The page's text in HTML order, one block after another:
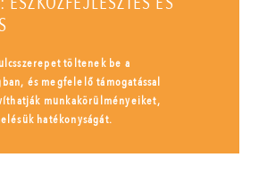
töltenek be a
és megfelelő támogatással
munkakörülményeiket,
hatékonyságát.